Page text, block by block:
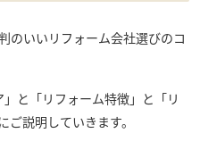
のいいリフォーム会社選びのコ
と「リフォーム特徴」と「リ
説明していきます。